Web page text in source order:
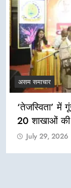
असम समाचार
‘तेजस्विता’ में
20 शाखाओं
July 29, 2026